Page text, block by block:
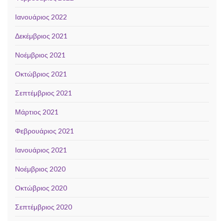
Ιανουάριος 2022
Δεκέμβριος 2021
Νοέμβριος 2021
Οκτώβριος 2021
Σεπτέμβριος 2021
Μάρτιος 2021
Φεβρουάριος 2021
Ιανουάριος 2021
Νοέμβριος 2020
Οκτώβριος 2020
Σεπτέμβριος 2020